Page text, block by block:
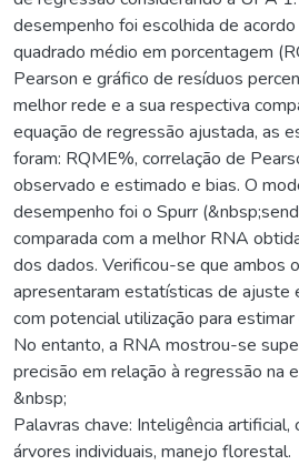
desempenho foi escolhida de
quadrado médio em porcentagem
Pearson e gráfico de resíduos
melhor rede e a sua respectiva
equação de regressão ajustada, as
foram: RQME%, correlação de
observado e estimado e bias. O
desempenho foi o Spurr
comparada com a melhor RNA
dos dados. Verificou-se que ambos
apresentaram estatísticas de ajuste
com potencial utilização para
No entanto, a RNA mostrou-se
precisão em relação à regressão na
&nbsp;
Palavras chave: Inteligência artificial,
árvores individuais, manejo florestal.